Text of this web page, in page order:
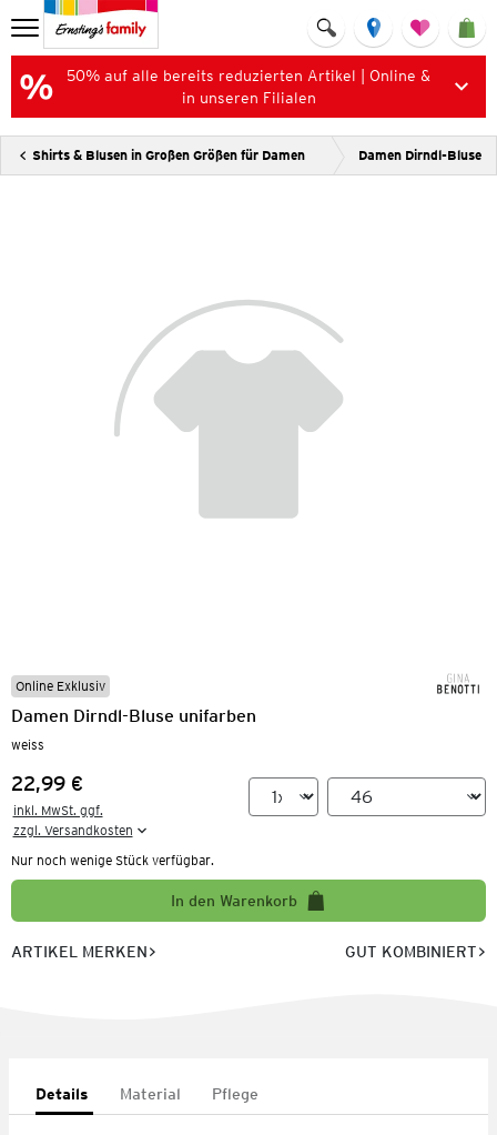
50% auf alle bereits reduzierten Artikel | Online &
in unseren Filialen
Shirts & Blusen in Großen Größen für Damen Damen Dirndl-Bluse
Online Exklusiv
Damen Dirndl-Bluse unifarben
weiss
Preis:
22,99 €
inkl. MwSt. ggf.
zzgl. Versandkosten
Nur noch wenige Stück verfügbar.
In den Warenkorb
ARTIKEL MERKEN GUT KOMBINIERT
Details Material Pflege